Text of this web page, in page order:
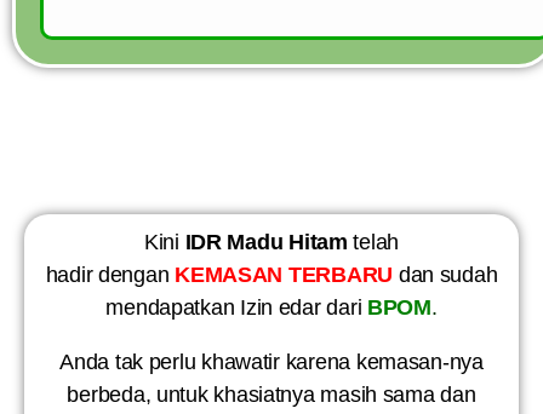
Kini IDR Madu Hitam telah
hadir dengan KEMASAN TERBARU dan sudah
mendapatkan Izin edar dari BPOM.
Anda tak perlu khawatir karena kemasan-nya
berbeda, untuk khasiatnya masih sama dan